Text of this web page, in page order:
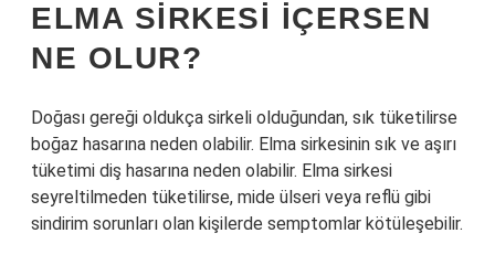
ELMA SIRKESI IÇERSEN
NE OLUR?
Doğası gereği oldukça sirkeli olduğundan, sık tüketilirse
boğaz hasarına neden olabilir. Elma sirkesinin sık ve aşırı
tüketimi diş hasarına neden olabilir. Elma sirkesi
seyreltilmeden tüketilirse, mide ülseri veya reflü gibi
sindirim sorunları olan kişilerde semptomlar kötüleşebilir.